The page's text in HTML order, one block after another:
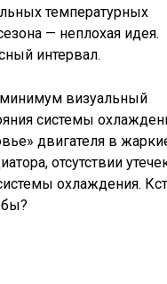
температурных
— неплохая идея.
интервал.
минимум визуальный
системы
двигателя в
отсутствии
охлаждения.